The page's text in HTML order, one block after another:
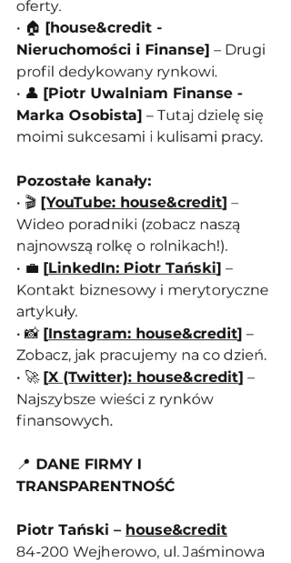
oferty.
• 🏠 [house&credit -
Nieruchomości i Finanse] – Drugi
profil dedykowany rynkowi.
• 👤 [Piotr Uwalniam Finanse -
Marka Osobista] – Tutaj dzielę się
moimi sukcesami i kulisami pracy.
Pozostałe kanały:
• 🎬 [YouTube: house&credit] –
Wideo poradniki (zobacz naszą
najnowszą rolkę o rolnikach!).
• 💼 [LinkedIn: Piotr Tański] –
Kontakt biznesowy i merytoryczne
artykuły.
• 📸 [Instagram: house&credit] –
Zobacz, jak pracujemy na co dzień.
• 🚀 [X (Twitter): house&credit] –
Najszybsze wieści z rynków
finansowych.
📍 DANE FIRMY I
TRANSPARENTNOŚĆ
Piotr Tański – house&credit
84-200 Wejherowo, ul. Jaśminowa